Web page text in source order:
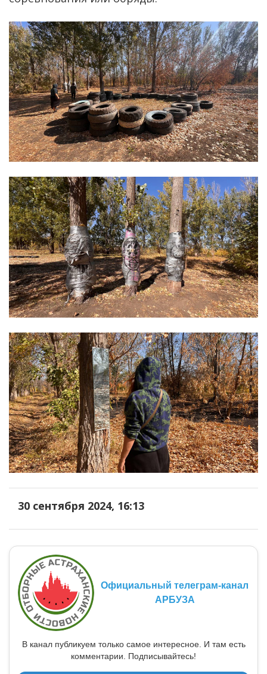
30 сентября 2024, 16:13
Официальный телеграм-канал
АРБУЗА
В канал публикуем только самое интересное. И там есть
комментарии. Подписывайтесь!